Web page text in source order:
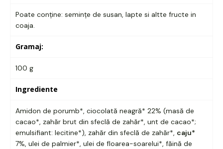
Poate conține: semințe de susan, lapte si altte fructe in
coaja.
Gramaj:
100 g
Ingrediente
Amidon de porumb*, ciocolată neagră* 22% (masă de
cacao*, zahăr brut din sfeclă de zahăr*, unt de cacao*;
emulsifiant: lecitine*), zahăr din sfeclă de zahăr*, caju*
7%, ulei de palmier*, ulei de floarea-soarelui*, făină de